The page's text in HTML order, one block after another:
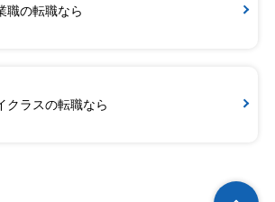
職の転職なら
クラスの転職なら